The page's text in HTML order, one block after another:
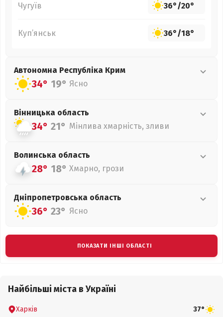
Чугуїв 36°/20°
Куп’янськ 36°/18°
Автономна Республіка Крим
34° 19° Ясно
Вінницька область
34° 21° Мінлива хмарність, зливи
Волинська область
28° 18° Хмарно, грози
Дніпропетровська область
36° 23° Ясно
ПОКАЗАТИ ІНШІ ОБЛАСТІ
Найбільші міста в Україні
Харків 37°